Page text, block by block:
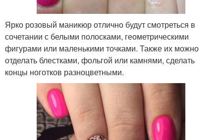
Ярко розовый маникюр отлично будут смотреться в
сочетании с белыми полосками, геометрическими
фигурами или маленькими точками. Также их можно
отделать блестками, фольгой или камнями, сделать
концы ноготков разноцветными.